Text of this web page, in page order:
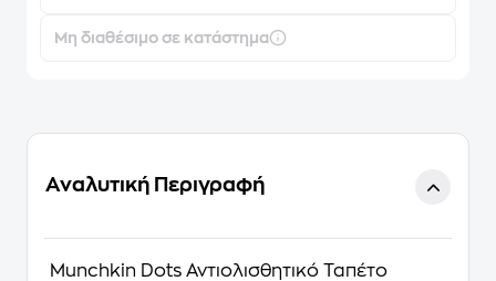
Μη διαθέσιμο σε κατάστημα
Αναλυτική Περιγραφή
Munchkin Dots Αντιολισθητικό Ταπέτο